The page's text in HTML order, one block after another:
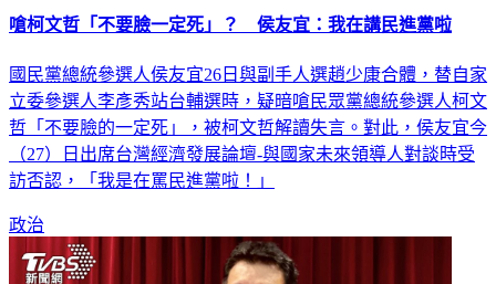
嗆柯文哲「不要臉一定死」？ 侯友宜：我在講民進黨啦
國民黨總統參選人侯友宜26日與副手人選趙少康合體，替自家
立委參選人李彥秀站台輔選時，疑暗嗆民眾黨總統參選人柯文
哲「不要臉的一定死」，被柯文哲解讀失言。對此，侯友宜今
（27）日出席台灣經濟發展論壇-與國家未來領導人對談時受
訪否認，「我是在罵民進黨啦！」
政治